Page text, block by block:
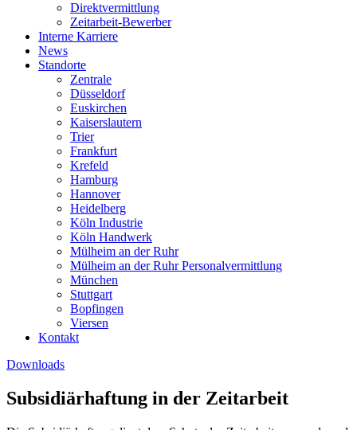
Direktvermittlung
Zeitarbeit-Bewerber
Interne Karriere
News
Standorte
Zentrale
Düsseldorf
Euskirchen
Kaiserslautern
Trier
Frankfurt
Krefeld
Hamburg
Hannover
Heidelberg
Köln Industrie
Köln Handwerk
Mülheim an der Ruhr
Mülheim an der Ruhr Personalvermittlung
München
Stuttgart
Bopfingen
Viersen
Kontakt
Downloads
Subsidiärhaftung in der Zeitarbeit